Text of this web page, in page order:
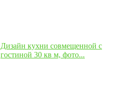
Дизайн кухни совмещенной с
гостиной 30 кв м, фото...